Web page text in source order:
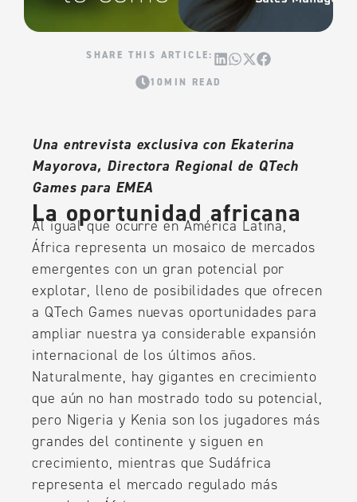
10MIN READ
Una entrevista exclusiva con Ekaterina
Mayorova, Directora Regional de QTech
Games para EMEA
La oportunidad africana
Al igual que ocurre en América Latina,
África representa un mosaico de mercados
emergentes con un gran potencial por
explotar, lleno de posibilidades que ofrecen
a QTech Games nuevas oportunidades para
ampliar nuestra ya considerable expansión
internacional de los últimos años.
Naturalmente, hay gigantes en crecimiento
que aún no han mostrado todo su potencial,
pero Nigeria y Kenia son los jugadores más
grandes del continente y siguen en
crecimiento, mientras que Sudáfrica
representa el mercado regulado más